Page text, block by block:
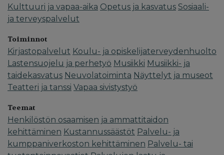
Kulttuuri ja vapaa-aika Opetus ja kasvatus Sosiaali-
ja terveyspalvelut
Toiminnot
Kirjastopalvelut Koulu- ja opiskelijaterveydenhuolto
Lastensuojelu ja perhetyö Musiikki Musiikki- ja
taidekasvatus Neuvolatoiminta Näyttelyt ja museot
Teatteri ja tanssi Vapaa sivistystyö
Teemat
Henkilöstön osaamisen ja ammattitaidon
kehittäminen Kustannussäästöt Palvelu- ja
kumppaniverkoston kehittäminen Palvelu- tai